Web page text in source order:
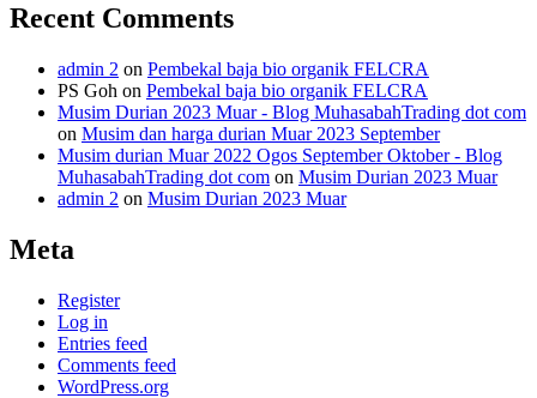
Recent Comments
admin 2 on Pembekal baja bio organik FELCRA
PS Goh on Pembekal baja bio organik FELCRA
Musim Durian 2023 Muar - Blog MuhasabahTrading dot com
on Musim dan harga durian Muar 2023 September
Musim durian Muar 2022 Ogos September Oktober - Blog
MuhasabahTrading dot com on Musim Durian 2023 Muar
admin 2 on Musim Durian 2023 Muar
Meta
Register
Log in
Entries feed
Comments feed
WordPress.org